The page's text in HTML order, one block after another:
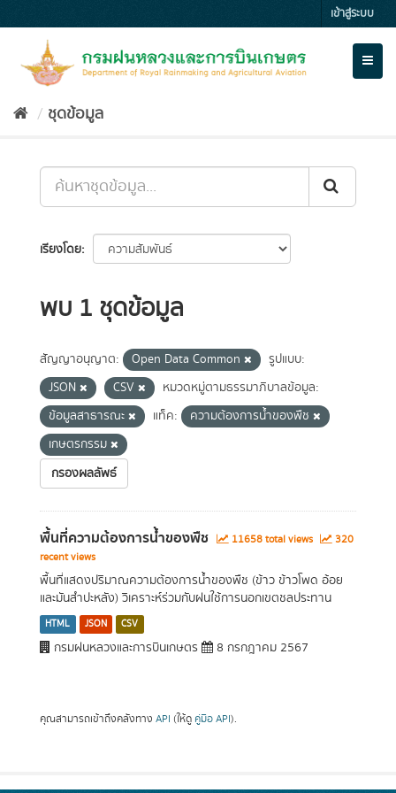
to
เข้าสู่ระบบ
ชุดข้อมูล
เรียงโดย
พบ 1 ชุดข้อมูล
สัญญาอนุญาต: Open Data Common
รูปแบบ:
JSON
CSV
หมวดหมู่ตามธรรมาภิบาลข้อมูล:
ข้อมูลสาธารณะ
แท็ค:
ความต้องการน้ำของพืช
เกษตรกรรม
กรองผลลัพธ์
พื้นที่ความต้องการน้ำของพืช 11658 total views
320
recent views
พื้นที่แสดงปริมาณความต้องการน้ำของพืช (ข้าว ข้าวโพด อ้อย
และมันสำปะหลัง) วิเคราะห์ร่วมกับฝนใช้การนอกเขตชลประทาน
HTML JSON CSV
กรมฝนหลวงและการบินเกษตร 8 กรกฎาคม 2567
คุณสามารถเข้าถึงคลังทาง API (ให้ดู คู่มือ API).